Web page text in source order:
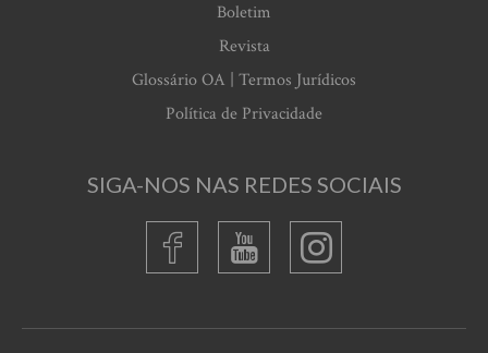
Boletim
Revista
Glossário OA | Termos Jurídicos
Política de Privacidade
SIGA-NOS NAS REDES SOCIAIS